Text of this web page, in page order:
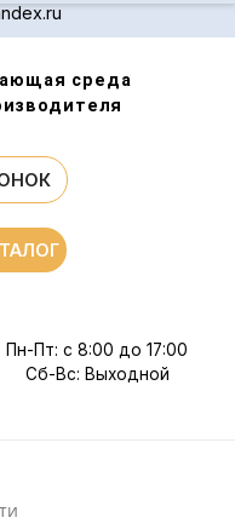
среда
Пн-Пт: с 8:00 до 17:00
Сб-Вс: Выходной